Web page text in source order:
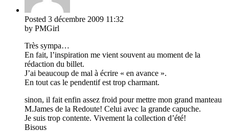
Posted 3 décembre 2009 11:32
by PMGirl
Très sympa…
En fait, l’inspiration me vient souvent au moment de la
rédaction du billet.
J’ai beaucoup de mal à écrire « en avance ».
En tout cas le pendentif est trop charmant.
sinon, il fait enfin assez froid pour mettre mon grand manteau
M.James de la Redoute! Celui avec la grande capuche.
Je suis trop contente. Vivement la collection d’été!
Bisous